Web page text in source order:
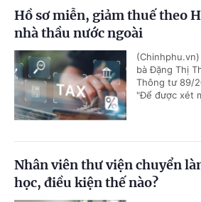
Hồ sơ miễn, giảm thuế theo
nhà thầu nước ngoài
bà Đặng Thị
Thông tư 89/
"Để được xét
Nhân viên thư viện chuyển
học, điều kiện thế nào?